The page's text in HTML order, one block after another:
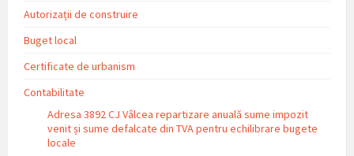
Autorizații de construire
Buget local
Certificate de urbanism
Contabilitate
Adresa 3892 CJ Vâlcea repartizare anuală sume impozit
venit și sume defalcate din TVA pentru echilibrare bugete
locale